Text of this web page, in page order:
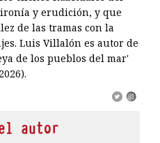
y erudición, y que
de las tramas con la
Luis Villalón es autor de
de los pueblos del mar'
autor